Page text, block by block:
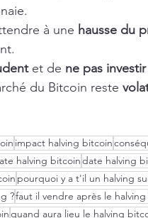
à une hausse du
et de ne pas
du Bitcoin reste
impact halving bitcoin
halving bitcoindate halving
pourquoi y a t'il un halving
?faut il vendre après le halving
quand aura lieu le halving